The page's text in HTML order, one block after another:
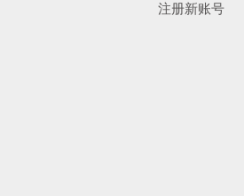
注册新账号